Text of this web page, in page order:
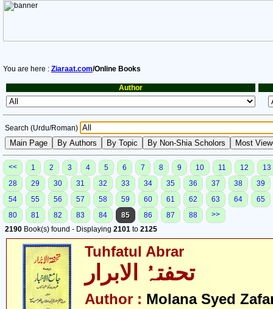
You are here : Ziaraat.com/Online Books
Author
Search (Urdu/Roman)
<< 1 2 3 4 5 6 7 8 9 10 11 12
13
28
29 30 31 32 33 34 35 36 37 38
39
54
55 56 57 58 59 60 61 62 63 64
65
80
81 82 83 84 85 86 87 88
>>
2190 Book(s) found - Displaying 2101 to 2125
Tuhfatul Abrar
تحفتہُ الابرار
Author : Molana Syed